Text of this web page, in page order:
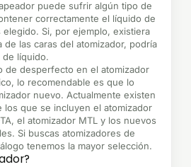
puede sufrir algún tipo de
correctamente el líquido de
elegido. Si, por ejemplo, existiera
de las caras del atomizador, podría
líquido.
de desperfecto en el atomizador
lo recomendable es que lo
nuevo. Actualmente existen
que se incluyen el atomizador
el atomizador MTL y los nuevos
Si buscas atomizadores de
tenemos la mayor selección.